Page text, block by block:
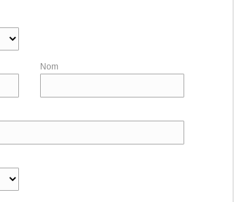
Nom